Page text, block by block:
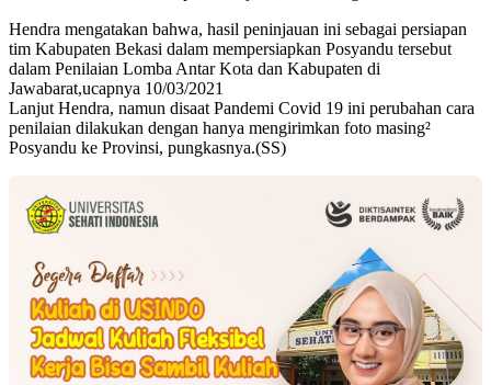
Hendra mengatakan bahwa, hasil peninjauan ini sebagai persiapan
tim Kabupaten Bekasi dalam mempersiapkan Posyandu tersebut
dalam Penilaian Lomba Antar Kota dan Kabupaten di
Jawabarat,ucapnya 10/03/2021
Lanjut Hendra, namun disaat Pandemi Covid 19 ini perubahan cara
penilaian dilakukan dengan hanya mengirimkan foto masing²
Posyandu ke Provinsi, pungkasnya.(SS)